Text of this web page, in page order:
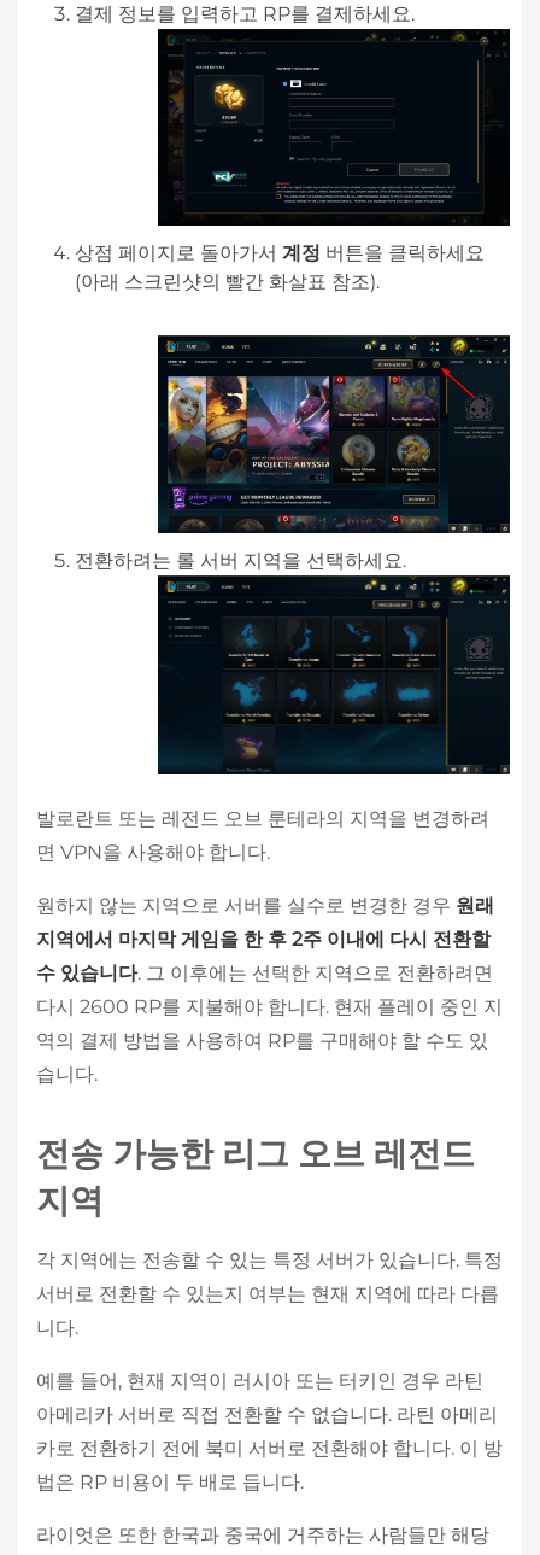
결제 정보를 입력하고 RP를 결제하세요.
상점 페이지로 돌아가서 계정 버튼을 클릭하세요
(아래 스크린샷의 빨간 화살표 참조).
전환하려는 롤 서버 지역을 선택하세요.
발로란트 또는 레전드 오브 룬테라의 지역을 변경하려
면 VPN을 사용해야 합니다.
원하지 않는 지역으로 서버를 실수로 변경한 경우 원래
지역에서 마지막 게임을 한 후 2주 이내에 다시 전환할
수 있습니다. 그 이후에는 선택한 지역으로 전환하려면
다시 2600 RP를 지불해야 합니다. 현재 플레이 중인 지
역의 결제 방법을 사용하여 RP를 구매해야 할 수도 있
습니다.
전송 가능한 리그 오브 레전드
지역
각 지역에는 전송할 수 있는 특정 서버가 있습니다. 특정
서버로 전환할 수 있는지 여부는 현재 지역에 따라 다릅
니다.
예를 들어, 현재 지역이 러시아 또는 터키인 경우 라틴
아메리카 서버로 직접 전환할 수 없습니다. 라틴 아메리
카로 전환하기 전에 북미 서버로 전환해야 합니다. 이 방
법은 RP 비용이 두 배로 듭니다.
라이엇은 또한 한국과 중국에 거주하는 사람들만 해당